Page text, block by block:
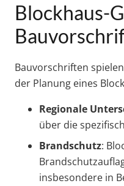
Blockhaus-
Bauvorschriften
der Planung eines
Regionale
über die
Brandschutz:
insbesondere in